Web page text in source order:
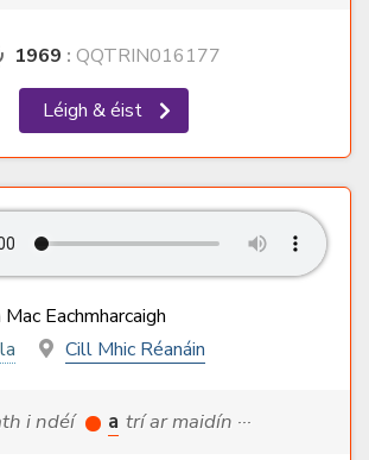
1969 : QQTRIN016177
Léigh & éist
Eachmharcaigh
Cill Mhic Réanáin
i ndéí a trí ar maidín ···